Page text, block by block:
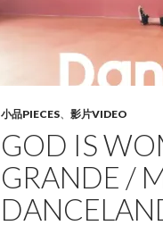
小品PIECES、 影片VIDEO
GOD IS
GRANDE /